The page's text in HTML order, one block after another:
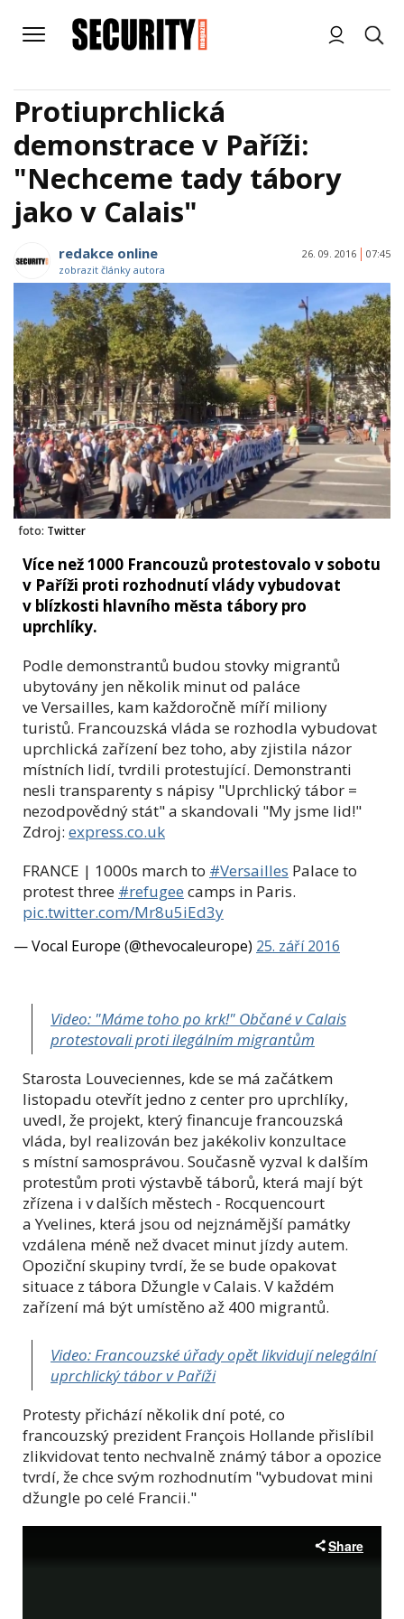
Protiuprchlická
demonstrace v Paříži:
"Nechceme tady tábory
jako v Calais"
redakce online
zobrazit články autora
26. 09. 2016 07:45
foto: Twitter
Více než 1000 Francouzů protestovalo v sobotu
v Paříži proti rozhodnutí vlády vybudovat
v blízkosti hlavního města tábory pro
uprchlíky.
Podle demonstrantů budou stovky migrantů
ubytovány jen několik minut od paláce
ve Versailles, kam každoročně míří miliony
turistů. Francouzská vláda se rozhodla vybudovat
uprchlická zařízení bez toho, aby zjistila názor
místních lidí, tvrdili protestující. Demonstranti
nesli transparenty s nápisy "Uprchlický tábor =
nezodpovědný stát" a skandovali "My jsme lid!"
Zdroj: express.co.uk
FRANCE | 1000s march to #Versailles Palace to
protest three #refugee camps in Paris.
pic.twitter.com/Mr8u5iEd3y
— Vocal Europe (@thevocaleurope) 25. září 2016
Video: "Máme toho po krk!" Občané v Calais
protestovali proti ilegálním migrantům
Starosta Louveciennes, kde se má začátkem
listopadu otevřít jedno z center pro uprchlíky,
uvedl, že projekt, který financuje francouzská
vláda, byl realizován bez jakékoliv konzultace
s místní samosprávou. Současně vyzval k dalším
protestům proti výstavbě táborů, která mají být
zřízena i v dalších městech - Rocquencourt
a Yvelines, která jsou od nejznámější památky
vzdálena méně než dvacet minut jízdy autem.
Opoziční skupiny tvrdí, že se bude opakovat
situace z tábora Džungle v Calais. V každém
zařízení má být umístěno až 400 migrantů.
Video: Francouzské úřady opět likvidují nelegální
uprchlický tábor v Paříži
Protesty přichází několik dní poté, co
francouzský prezident François Hollande přislíbil
zlikvidovat tento nechvalně známý tábor a opozice
tvrdí, že chce svým rozhodnutím "vybudovat mini
džungle po celé Francii."